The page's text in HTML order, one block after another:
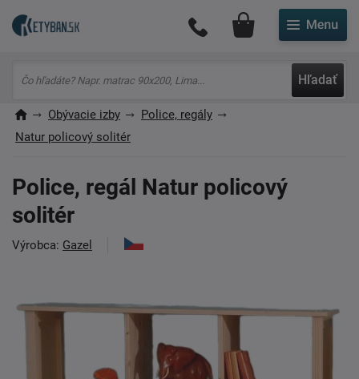
Hľadať
Môj účet
Obývacie izby
Police, regály
Natur policový solitér
Police, regál Natur policový
solitér
Výrobca: Gazel